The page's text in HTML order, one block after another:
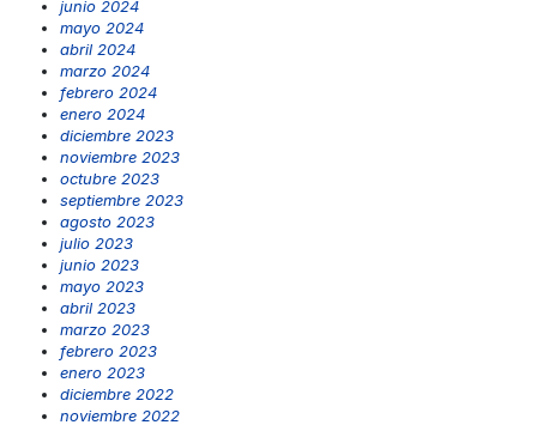
junio 2024
mayo 2024
abril 2024
marzo 2024
febrero 2024
enero 2024
diciembre 2023
noviembre 2023
octubre 2023
septiembre 2023
agosto 2023
julio 2023
junio 2023
mayo 2023
abril 2023
marzo 2023
febrero 2023
enero 2023
diciembre 2022
noviembre 2022